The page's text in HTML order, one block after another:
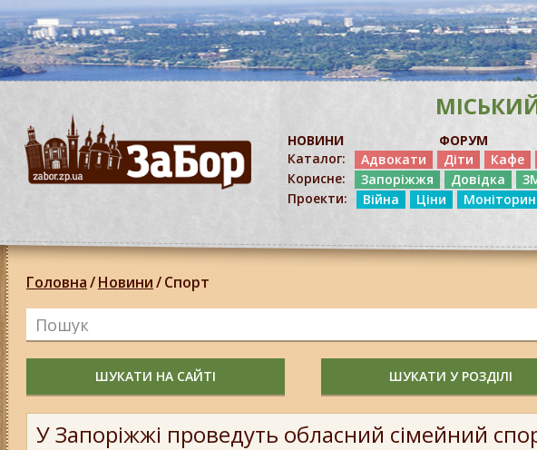
НОВИНИ ФОРУМ
Каталог:
Адвокати Діти Кафе
Корисне:
Запоріжжя Довідка
Проекти:
Війна Ціни
Головна/Новини/Спорт
ШУКАТИ НА САЙТІ ШУКАТИ У РОЗДІЛІ
У Запоріжжі проведуть обласний сімейний